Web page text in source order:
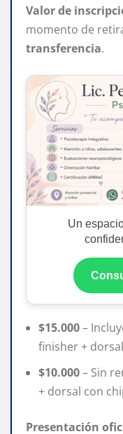
Valor de
momento de
transferencia.
Un
$15.000–
finisher +
$10.000– Sin
+ dorsal con
Presentación